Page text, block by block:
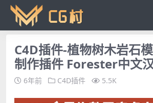
C4D插件-植物树木岩石
制作插件 Forester中文
6年前 C4D插件 5.5K